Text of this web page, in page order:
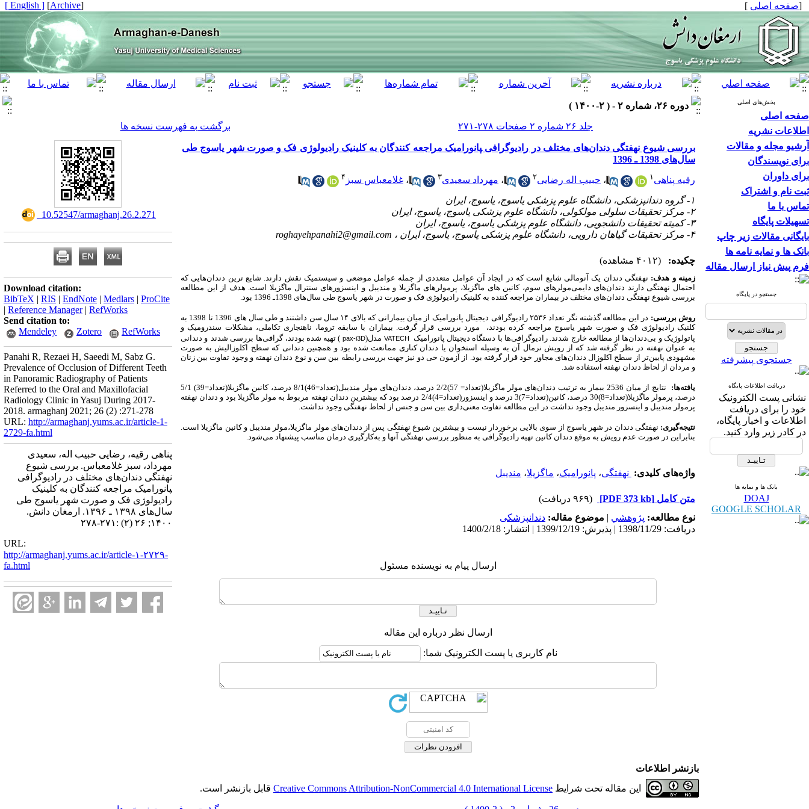
[صفحه اصلی ]
[
Archive
]
[ English ]
بخش‌های اصلی
صفحه اصلی
اطلاعات نشریه
آرشیو مجله و مقالات
برای نویسندگان
برای داوران
ثبت نام و اشتراک
تماس با ما
تسهیلات پایگاه
بایگانی مقالات زیر چاپ
بانک ها و نمایه نامه ها
فرم پیش نیاز ارسال مقاله
جستجو در پایگاه
جستجوی پیشرفته
دریافت اطلاعات پایگاه
نشانی پست الکترونیک
خود را برای دریافت
اطلاعات و اخبار پایگاه،
در کادر زیر وارد کنید.
بانک ها و نمایه ها
DOAJ
GOOGLE SCHOLAR
دوره ۲۶، شماره ۲ - ( ۲-۱۴۰۰ )
جلد ۲۶ شماره ۲ صفحات ۲۷۸-۲۷۱
برگشت به فهرست نسخه ها
بررسی شیوع نهفتگی دندان‌های مختلف در رادیوگرافی ‍پانورامیک مراجعه کنندگان به کلینیک رادیولوژی فک و صورت شهر یاسوج طی
سال‌های 1398 ـ 1396
رقیه پناهی ۱ ، حبیب اله رضایی۲ ، مهرداد سعیدی۳ ، غلامعباس سبز ۴
۱- گروه دندانپزشکی، دانشگاه علوم پزشکی یاسوج، یاسوج، ایران
۲- مرکز تحقیقات سلولی مولکولی، دانشگاه علوم پزشکی یاسوج، یاسوج، ایران
۳- کمیته تحقیقات دانشجویی، دانشگاه علوم پزشکی یاسوج، یاسوج، ایران
۴- مرکز تحقیقات گیاهان دارویی، دانشگاه علوم پزشکی یاسوج، یاسوج، ایران ،
roghayehpanahi2@gmail.com
چکیده: (۴۰۱۲ مشاهده)
زمینه و هدف: نهفتگی دندان یک آنومالی شایع است که در ایجاد آن عوامل متعددی از جمله عوامل موضعی و سیستمیک نقش دارند. شایع ترین دندان‌هایی که
احتمال نهفتگی دارند دندان‌های دایمی‌مولرهای سوم، کانین های ماگزیلا، پرمولرهای ماگزیلا و مندیبل و اینسزورهای سنترال ماگزیلا است. هدف از این مطالعه
بررسی شیوع نهفتگی دندان‌های مختلف در بیماران مراجعه کننده به کلینیک رادیولوژی فک و صورت در شهر یاسوج طی سال‌های 1398ـ 1396 بود.
روش بررسی:
در این مطالعه گذشته نگر تعداد ۲۵۳۶ رادیوگرافی دیجیتال پانورامیک از میان بیمارانی که بالای ۱۴ سال سن داشتند و طی سال های 1396 تا 1398 به
کلنیک رادیولوژی فک و صورت شهر یاسوج مراجعه کرده بودند، مورد بررسی قرار گرفت. بیماران با سابقه تروما، ناهنجاری تکاملی، مشکلات سندرومیک و
پاتولوژیک و بی‌دندان‌ها از مطالعه خارج شدند. رادیوگرافی‌ها با دستگاه دیجیتال پانورامیک
VATECH مدل(pax-i3D
) تهیه شده بودند، گرافی‌‌ها بررسی شدند و دندانی
به عنوان نهفته در نظر گرفته شد که از رویش نرمال آن به وسیله استخوان یا دندان کناری ممانعت شده بود و همچنین دندانی که سطح اکلوزالیش به صورت
مشهودی پایین‌تر از سطح اکلوزال دندان‌های مجاور خود قرار گرفته بود. از آزمون خی دو نیز جهت بررسی رابطه بین سن و نوع دندان نهفته و وجود تفاوت بین زنان
و مردان از لحاظ دندان نهفته استفاده شد.
یافته‌ها:
نتایج از میان 2536 بیمار به ترتیب دندان‌های مولر ماگزیلا(تعداد= 57)2/2 درصد، دندان‌های مولر مندیبل(تعداد=46)8/1 درصد، کانین ماگزیلا(تعداد=39) 5/1
درصد، پرمولر ماگزیلا(تعداد=8)30 درصد، کانین(تعداد=7)3 درصد و اینسزور(تعداد=4)2/4 درصد
بود که بیشترین دندان نهفته مربوط به مولر ماگزیلا بود و دندان نهفته
پرمولر مندیبل و اینسزور مندیبل وجود نداشت در این مطالعه تفاوت معنی‌داری بین سن و جنس از لحاظ نهفتگی وجود نداشت.
نتیجه‌گیری: نهفتگی دندان در شهر یاسوج از سوی بالایی برخوردار نیست و بیشترین شیوع نهفتگی پس از دندان‌های مولر ماگزیلا،مولر مندیبل و کانین ماگزیلا است.
بنابراین در صورت عدم رویش به موقع دندان کانین تهیه رادیوگرافی به منظور بررسی نهفتگی آنها و به‌کارگیری درمان مناسب پیشنهاد می‌شود.
واژه‌های کلیدی: نهفتگی، پانورامیک، ماگزیلا، مندیبل
متن کامل [PDF 373 kb]
(۹۶۹ دریافت)
نوع مطالعه: پژوهشي | موضوع مقاله: دندانپزشکی
دریافت: 1398/11/29 | پذیرش: 1399/12/19 | انتشار: 1400/2/18
ارسال پیام به نویسنده مسئول
ارسال نظر درباره این مقاله
نام کاربری یا پست الکترونیک شما:
‎ 10.52547/armaghanj.26.2.271
Download citation:
BibTeX | RIS | EndNote | Medlars | ProCite
| Reference Manager| RefWorks
Send citation to:
Mendeley
Zotero RefWorks
Panahi R, Rezaei H, Saeedi M, Sabz G.
Prevalence of Occlusion of Different Teeth
in Panoramic Radiography of Patients
Referred to the Oral and Maxillofacial
Radiology Clinic in Yasuj During 2017-
2018. armaghanj 2021; 26 (2) :271-278
URL: http://armaghanj.yums.ac.ir/article-1-
2729-fa.html
پناهی رقیه، رضایی حبیب اله، سعیدی
مهرداد، سبز غلامعباس. بررسی شیوع
نهفتگی دندان‌های مختلف در رادیوگرافی
‍پانورامیک مراجعه کنندگان به کلینیک
رادیولوژی فک و صورت شهر یاسوج طی
سال‌های ۱۳۹۸ ـ ۱۳۹۶. ارمغان دانش.
۱۴۰۰; ۲۶ (۲) :۲۷۱-۲۷۸
URL:
http://armaghanj.yums.ac.ir/article-۱-۲۷۲۹-
fa.html
بازنشر اطلاعات
این مقاله تحت شرایط Creative Commons Attribution-NonCommercial 4.0 International License قابل بازنشر است.